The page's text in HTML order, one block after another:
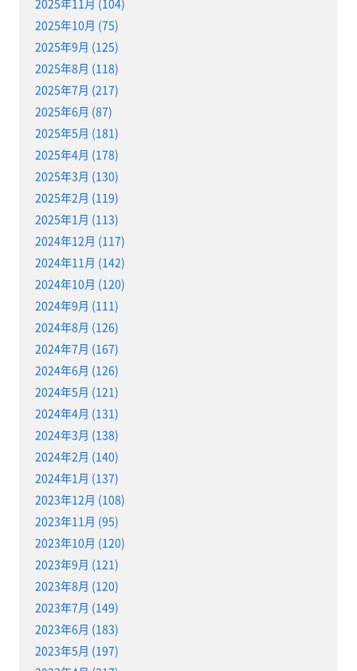
2025年11月 (104)
2025年10月 (75)
2025年9月 (125)
2025年8月 (118)
2025年7月 (217)
2025年6月 (87)
2025年5月 (181)
2025年4月 (178)
2025年3月 (130)
2025年2月 (119)
2025年1月 (113)
2024年12月 (117)
2024年11月 (142)
2024年10月 (120)
2024年9月 (111)
2024年8月 (126)
2024年7月 (167)
2024年6月 (126)
2024年5月 (121)
2024年4月 (131)
2024年3月 (138)
2024年2月 (140)
2024年1月 (137)
2023年12月 (108)
2023年11月 (95)
2023年10月 (120)
2023年9月 (121)
2023年8月 (120)
2023年7月 (149)
2023年6月 (183)
2023年5月 (197)